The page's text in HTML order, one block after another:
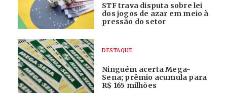
STF trava disputa sobre lei
dos jogos de azar em meio à
pressão do setor
DESTAQUE
Ninguém acerta Mega-
Sena; prêmio acumula para
R$ 165 milhões